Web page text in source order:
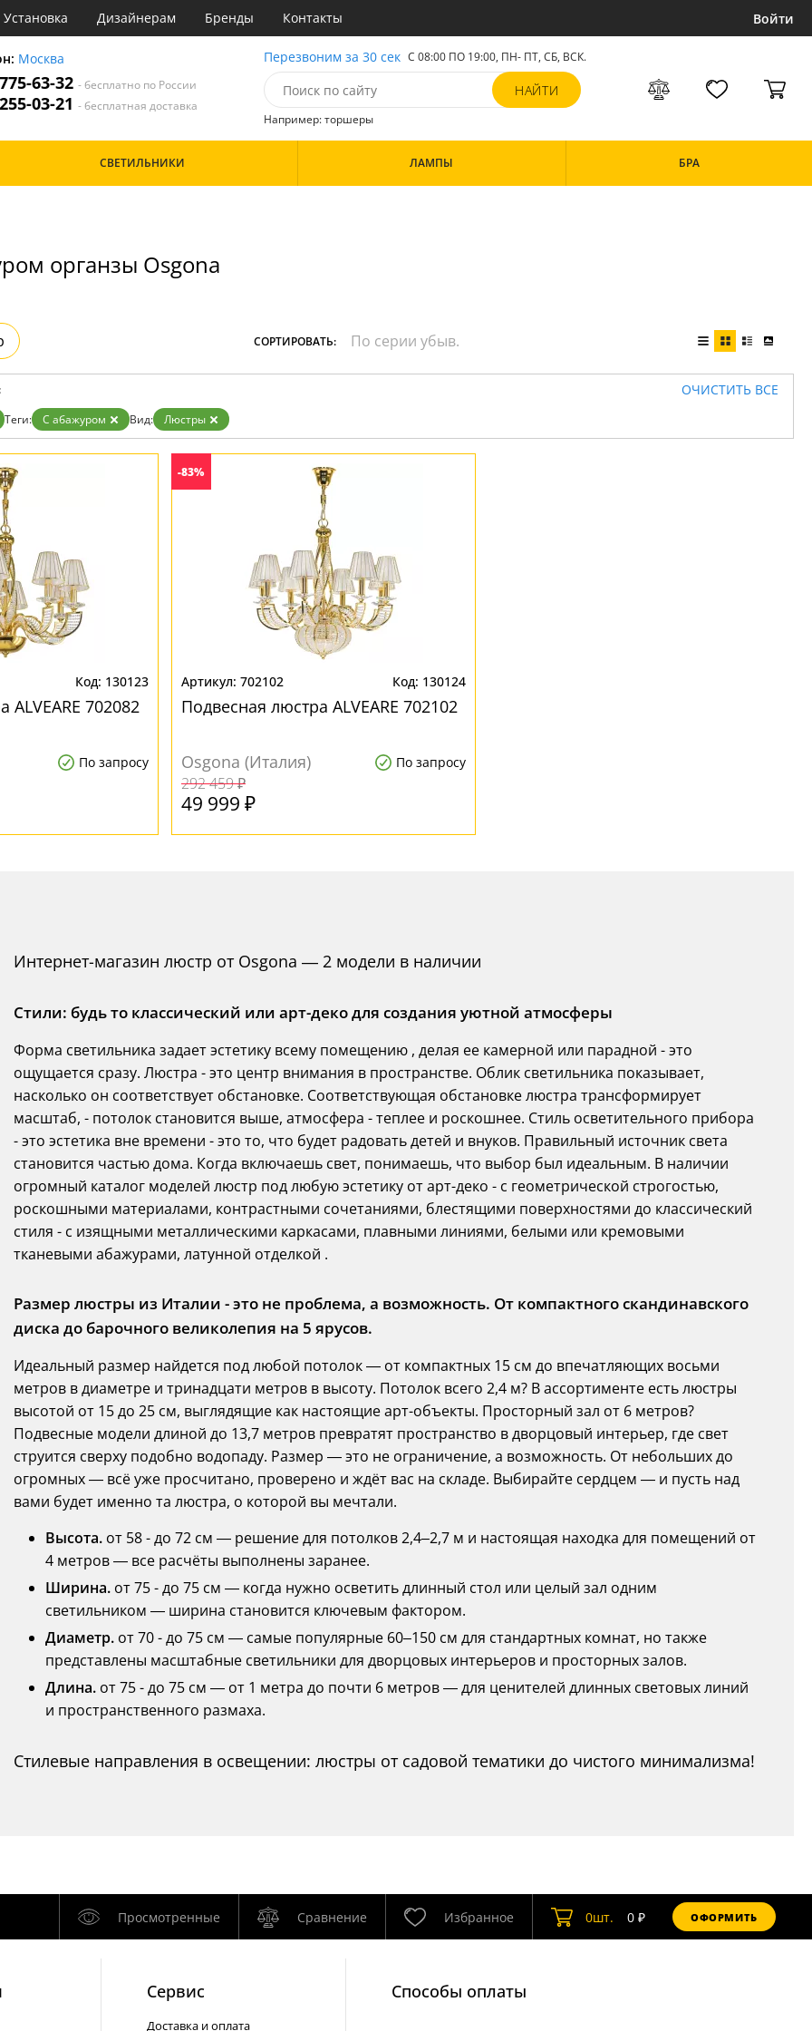
Установка Дизайнерам Бренды Контакты Войти
Москва
63-32 - бесплатно по России
03-21 - бесплатная доставка
Перезвоним за 30 сек С 08:00 ПО 19:00, ПН- ПТ,СБ, ВСК.
Например: торшеры
Черные
СВЕТИЛЬНИКИ ЛАМПЫ БРА
органзы Osgona
СОРТИРОВАТЬ:
ОЧИСТИТЬ ВСЕ
Теги: С абажуром Вид: Люстры
130123
ALVEARE 702082
По запросу
-83%
702102 130124
Подвесная люстра ALVEARE 702102
Osgona (Италия) По запросу
292 459 ₽
49 999 ₽
Интернет-магазин люстр от Osgona — 2 модели в наличии
Стили: будь то классический или арт-деко для создания уютной атмосферы
Форма светильника задает эстетику всему помещению , делая ее камерной или парадной - это
ощущается сразу. Люстра - это центр внимания в пространстве. Облик светильника показывает,
насколько он соответствует обстановке. Соответствующая обстановке люстра трансформирует
масштаб, - потолок становится выше, атмосфера - теплее и роскошнее. Стиль осветительного прибора
- это эстетика вне времени - это то, что будет радовать детей и внуков. Правильный источник света
становится частью дома. Когда включаешь свет, понимаешь, что выбор был идеальным. В наличии
огромный каталог моделей люстр под любую эстетику от арт-деко - с геометрической строгостью,
роскошными материалами, контрастными сочетаниями, блестящими поверхностями до классический
стиля - с изящными металлическими каркасами, плавными линиями, белыми или кремовыми
тканевыми абажурами, латунной отделкой .
Размер люстры из Италии - это не проблема, а возможность. От компактного скандинавского
диска до барочного великолепия на 5 ярусов.
Идеальный размер найдется под любой потолок — от компактных 15 см до впечатляющих восьми
метров в диаметре и тринадцати метров в высоту. Потолок всего 2,4 м? В ассортименте есть люстры
высотой от 15 до 25 см, выглядящие как настоящие арт-объекты. Просторный зал от 6 метров?
Подвесные модели длиной до 13,7 метров превратят пространство в дворцовый интерьер, где свет
струится сверху подобно водопаду. Размер — это не ограничение, а возможность. От небольших до
огромных — всё уже просчитано, проверено и ждёт вас на складе. Выбирайте сердцем — и пусть над
вами будет именно та люстра, о которой вы мечтали.
Высота. от 58 - до 72 см — решение для потолков 2,4–2,7 м и настоящая находка для помещений от
4 метров — все расчёты выполнены заранее.
Ширина. от 75 - до 75 см — когда нужно осветить длинный стол или целый зал одним
светильником — ширина становится ключевым фактором.
Диаметр. от 70 - до 75 см — самые популярные 60–150 см для стандартных комнат, но также
представлены масштабные светильники для дворцовых интерьеров и просторных залов.
Длина. от 75 - до 75 см — от 1 метра до почти 6 метров — для ценителей длинных световых линий
и пространственного размаха.
Стилевые направления в освещении: люстры от садовой тематики до чистого минимализма!
Просмотренные Сравнение Избранное 0шт. 0₽ ОФОРМИТЬ
Cервис
Доставка и оплата
Способы оплаты